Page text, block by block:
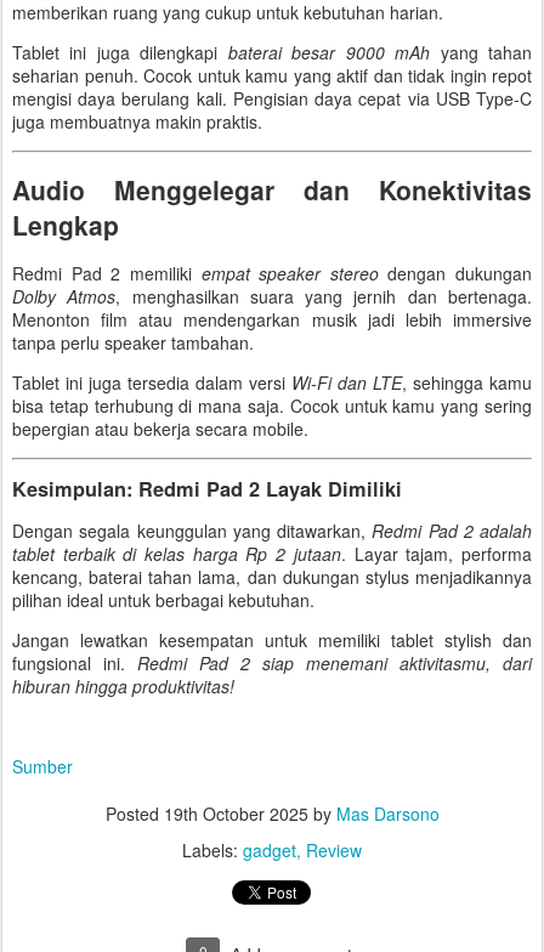
memberikan ruang yang cukup untuk kebutuhan harian.
Tablet ini juga dilengkapi baterai besar 9000 mAh yang tahan
seharian penuh. Cocok untuk kamu yang aktif dan tidak ingin repot
mengisi daya berulang kali. Pengisian daya cepat via USB Type-C
juga membuatnya makin praktis.
Audio Menggelegar dan Konektivitas
Lengkap
Redmi Pad 2 memiliki empat speaker stereodengan dukungan
Dolby Atmos, menghasilkan suara yang jernih dan bertenaga.
Menonton film atau mendengarkan musik jadi lebih immersive
tanpa perlu speaker tambahan.
Tablet ini juga tersedia dalam versi Wi-Fi dan LTE, sehingga kamu
bisa tetap terhubung di mana saja. Cocok untuk kamu yang sering
bepergian atau bekerja secara mobile.
Kesimpulan: Redmi Pad 2 Layak Dimiliki
Dengan segala keunggulan yang ditawarkan,Redmi Pad 2 adalah
tablet terbaik di kelas harga Rp 2 jutaan. Layar tajam, performa
kencang, baterai tahan lama, dan dukungan stylus menjadikannya
pilihan ideal untuk berbagai kebutuhan.
Jangan lewatkan kesempatan untuk memiliki tablet stylish dan
fungsional ini. Redmi Pad 2 siap menemani aktivitasmu, dari
hiburan hingga produktivitas!
Sumber
Posted 19th October 2025by Mas Darsono
Labels: gadget Review